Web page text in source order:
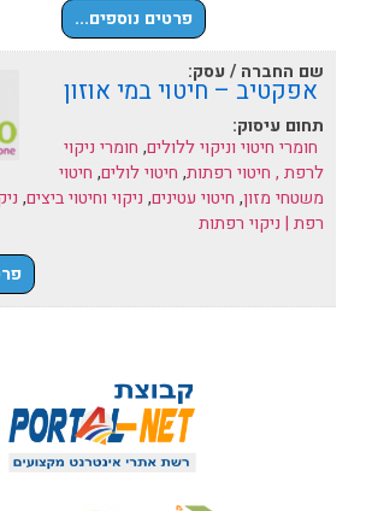
פרטים נוספים...
שם החברה / עסק:
אפקטיב – חיטוי במי אוזון
תחום עיסוק:
חומרי חיטוי וניקוי ללולים,חומרי ניקוי
לרפת , חיטוי רפתות,חיטוי לולים,חיטוי
משטחי מזון,חיטוי עטינים,ניקוי וחיטוי ביצים,ניקוי
רפת | ניקוי רפתות